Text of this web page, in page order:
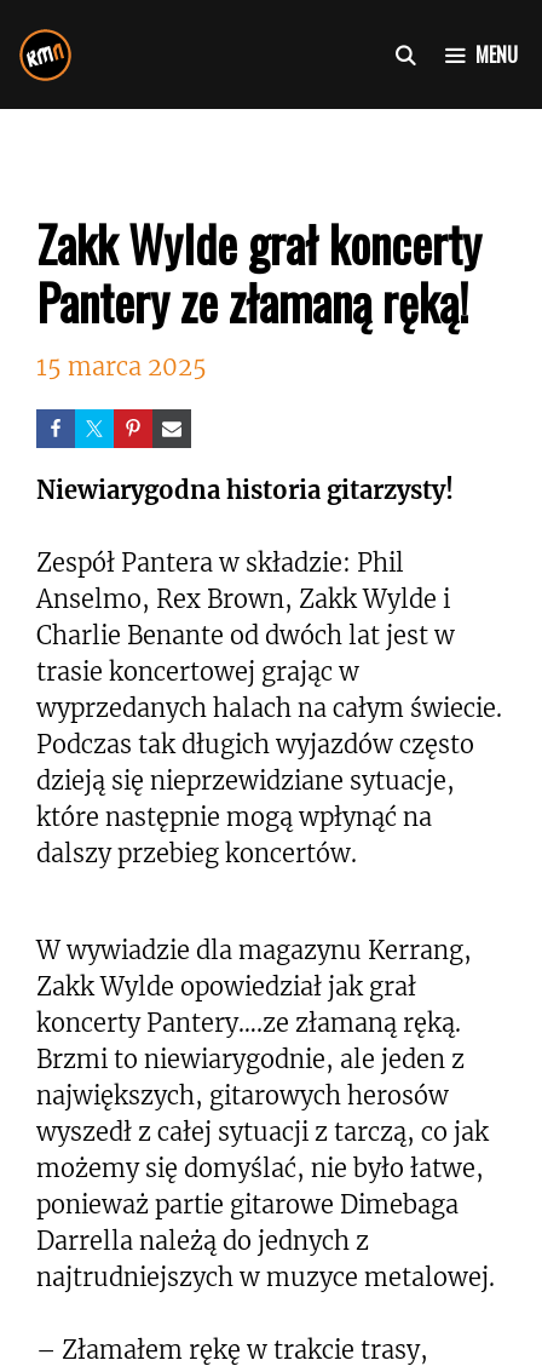
do
treści
MENU
Zakk Wylde grał koncerty
Pantery ze złamaną ręką!
15 marca 2025
Niewiarygodna historia gitarzysty!
Zespół Pantera w składzie: Phil
Anselmo, Rex Brown, Zakk Wylde i
Charlie Benante od dwóch lat jest w
trasie koncertowej grając w
wyprzedanych halach na całym świecie.
Podczas tak długich wyjazdów często
dzieją się nieprzewidziane sytuacje,
które następnie mogą wpłynąć na
dalszy przebieg koncertów.
W wywiadzie dla magazynu Kerrang,
Zakk Wylde opowiedział jak grał
koncerty Pantery….ze złamaną ręką.
Brzmi to niewiarygodnie, ale jeden z
największych, gitarowych herosów
wyszedł z całej sytuacji z tarczą, co jak
możemy się domyślać, nie było łatwe,
ponieważ partie gitarowe Dimebaga
Darrella należą do jednych z
najtrudniejszych w muzyce metalowej.
– Złamałem rękę w trakcie trasy,